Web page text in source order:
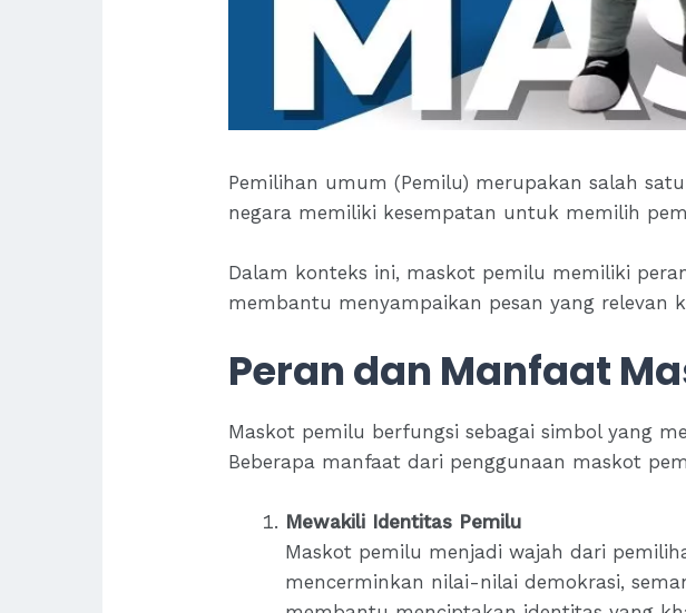
Pemilihan umum (Pemilu) merupakan salah
negara memiliki kesempatan untuk memilih
Dalam konteks ini, maskot pemilu memiliki
membantu menyampaikan pesan yang relevan
Peran dan Manfaat
Maskot pemilu berfungsi sebagai simbol yang
Beberapa manfaat dari penggunaan maskot
Mewakili Identitas Pemilu
Maskot pemilu menjadi wajah dari
mencerminkan nilai-nilai demokrasi,